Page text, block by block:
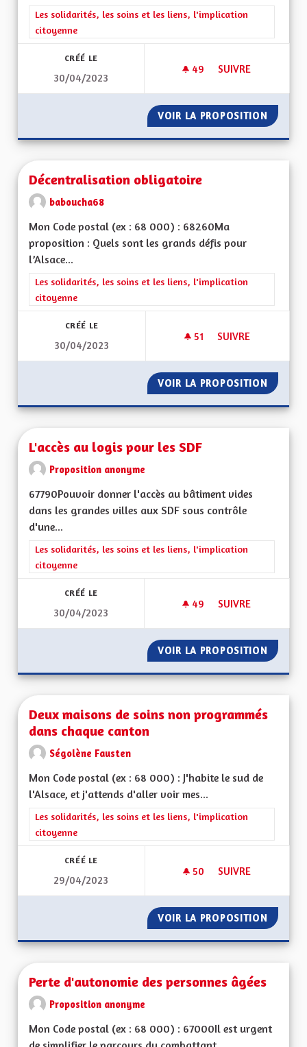
Filtrer les résultats de la catégorie : Les solidarités, les soins
Les solidarités, les soins et les liens, l'implication
citoyenne
CRÉÉ LE
30/04/2023
49 49 ABONNÉS
SUIVRE
VOIR LA PROPOSITION
Décentralisation obligatoire
baboucha68
Mon Code postal (ex : 68 000) : 68260Ma
proposition : Quels sont les grands défis pour
l’Alsace...
Filtrer les résultats de la catégorie : Les solidarités, les soins
Les solidarités, les soins et les liens, l'implication
citoyenne
CRÉÉ LE
30/04/2023
51 51 ABONNÉS
SUIVRE
VOIR LA PROPOSITION
L'accès au logis pour les SDF
Proposition anonyme
67790Pouvoir donner l'accès au bâtiment vides
dans les grandes villes aux SDF sous contrôle
d'une...
Filtrer les résultats de la catégorie : Les solidarités, les soins
Les solidarités, les soins et les liens, l'implication
citoyenne
CRÉÉ LE
30/04/2023
49 49 ABONNÉS
SUIVRE
VOIR LA PROPOSITION
Deux maisons de soins non programmés
dans chaque canton
Ségolène Fausten
Mon Code postal (ex : 68 000) : J'habite le sud de
l'Alsace, et j'attends d'aller voir mes...
Filtrer les résultats de la catégorie : Les solidarités, les soins
Les solidarités, les soins et les liens, l'implication
citoyenne
CRÉÉ LE
29/04/2023
50 50 ABONNÉS
SUIVRE
VOIR LA PROPOSITION DEUX
Perte d'autonomie des personnes âgées
Proposition anonyme
Mon Code postal (ex : 68 000) : 67000Il est urgent